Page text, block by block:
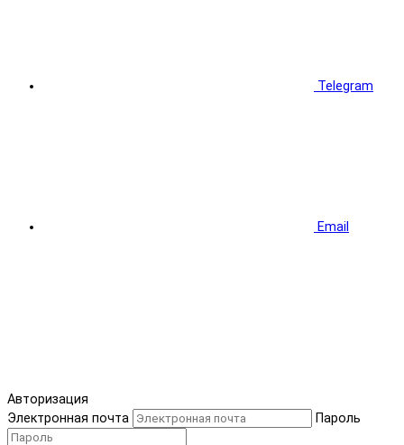
Telegram
Email
Авторизация
Электронная почта
Пароль